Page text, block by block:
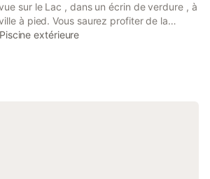
sur le Lac , dans un écrin de verdure , à
à pied. Vous saurez profiter de la
autour du LAC, du festival de jazz tout
paysages wallonnés, des sports
historique exceptionnel à proximité
Piscine extérieure